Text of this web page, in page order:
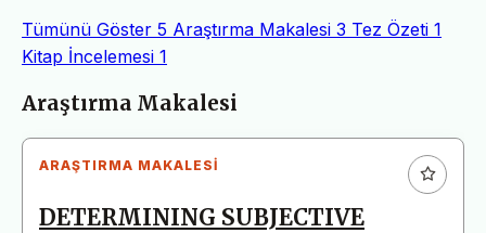
Tümünü Göster 5 Araştırma Makalesi 3 Tez Özeti 1
Kitap İncelemesi 1
Makaleler
Araştırma Makalesi
ARAŞTIRMA MAKALESI
DETERMINING SUBJECTIVE